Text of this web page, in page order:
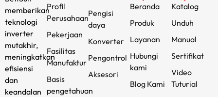
memberikan
teknologi
inverter
mutakhir,
meningkatkan
efisiensi
dan
keandalan
Profil
Perusahaan
Pekerjaan
Fasilitas
Manufaktur
Basis
pengetahuan
Pengisi
daya
Konverter
Pengontrol
Aksesori
Beranda
Produk
Layanan
Hubungi
kami
Blog Kami
Katalog
Unduh
Manual
Sertifikat
Video
Tuturial